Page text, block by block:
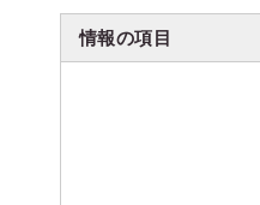
情報の項目